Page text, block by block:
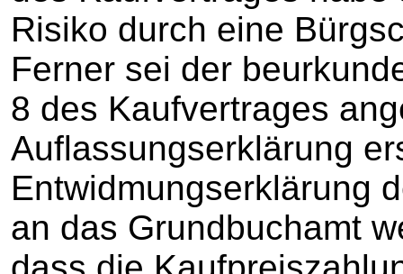
Risiko durch eine
Ferner sei der
8 des Kaufvertrages
Auflassungserklärung
Entwidmungserklärung
an das Grundbuchamt